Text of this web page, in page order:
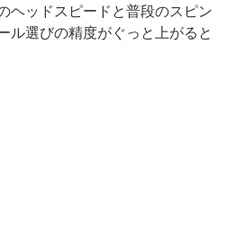
ヘッドスピードと普段のスピン
ル選びの精度がぐっと上がると